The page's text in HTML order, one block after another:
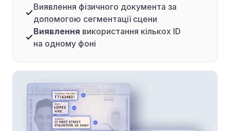
Виявлення фізичного документа за
допомогою сегментації сцени
Виявлення використання кількох ID
на одному фоні